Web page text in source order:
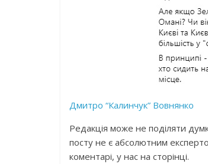
Дмитро “Калинчук” Вовнянко
Peдaкцiя може не пoдiляти
посту не є абсолютним
коментарі, у нас на сторінці.